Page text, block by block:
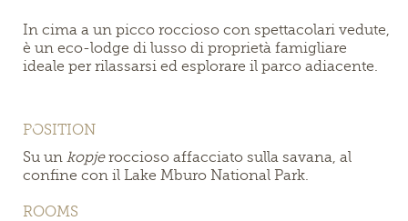
In cima a un picco roccioso con spettacolari vedute,
è un eco-lodge di lusso di proprietà famigliare
ideale per rilassarsi ed esplorare il parco adiacente.
POSITION
Su un kopjeroccioso affacciato sulla savana, al
confine con il Lake Mburo National Park.
ROOMS